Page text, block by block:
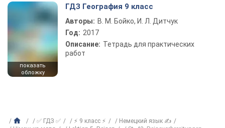
показать
обложку
ГДЗ География 9 класс
Авторы: В. М. Бойко, И. Л. Дитчук
Год: 2017
Описание: Тетрадь для практических
работ
✅ ГДЗ ✅ ⚡ 9 класс ⚡
Немецкий язык ✍